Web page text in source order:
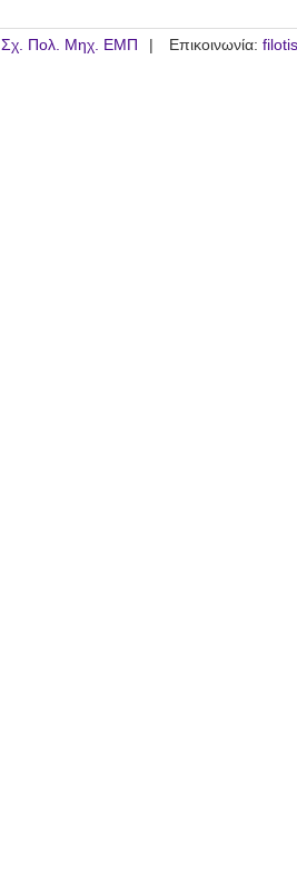
Σχ. Πολ. Μηχ. ΕΜΠ Επικοινωνία: